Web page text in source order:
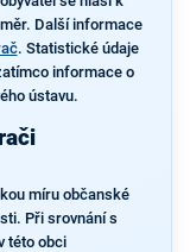
Další informace
. Statistické údaje
informace o
ústavu.
míru občanské
Při srovnání s
této obci